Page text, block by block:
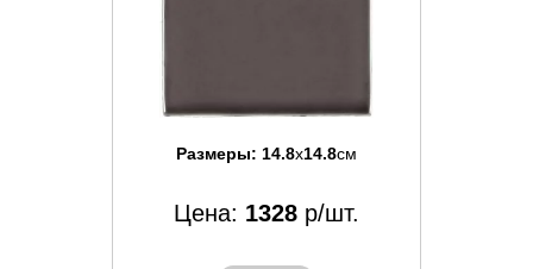
Размеры: 14.8x14.8см
Цена: 1328 р/шт.